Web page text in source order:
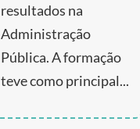
resultados na
Administração
Pública. A formação
teve como principal...